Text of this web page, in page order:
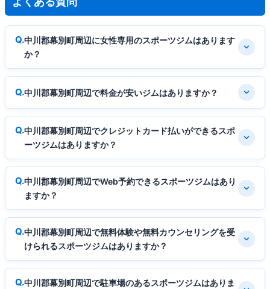
中川郡幕別町周辺に女性専用のスポーツジムはあります
か？
中川郡幕別町周辺で料金が安いジムはありますか？
中川郡幕別町周辺でクレジットカード払いができるスポ
ーツジムはありますか？
中川郡幕別町周辺でWeb予約できるスポーツジムはあり
ますか？
中川郡幕別町周辺で無料体験や無料カウンセリングを受
けられるスポーツジムはありますか？
中川郡幕別町周辺で駐車場のあるスポーツジムはありま